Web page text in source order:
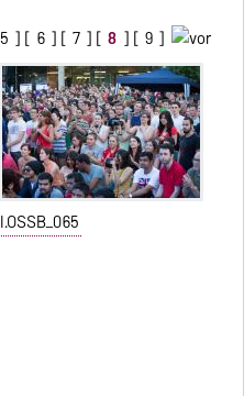
5 ] [ 6 ] [ 7 ] [ 8 ] [ 9 ]
I.OSSB_065